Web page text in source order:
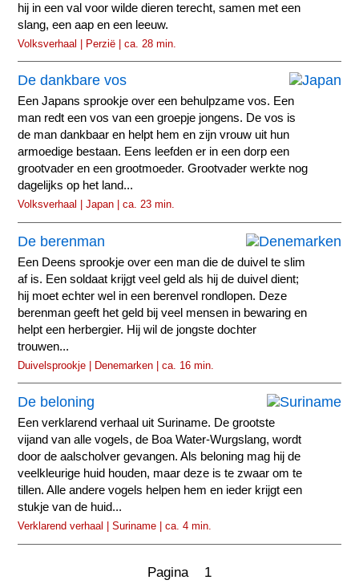
hij in een val voor wilde dieren terecht, samen met een
slang, een aap en een leeuw.
Volksverhaal | Perzië | ca. 28 min.
De dankbare vos
Een Japans sprookje over een behulpzame vos. Een
man redt een vos van een groepje jongens. De vos is
de man dankbaar en helpt hem en zijn vrouw uit hun
armoedige bestaan. Eens leefden er in een dorp een
grootvader en een grootmoeder. Grootvader werkte nog
dagelijks op het land...
Volksverhaal | Japan | ca. 23 min.
De berenman
Een Deens sprookje over een man die de duivel te slim
af is. Een soldaat krijgt veel geld als hij de duivel dient;
hij moet echter wel in een berenvel rondlopen. Deze
berenman geeft het geld bij veel mensen in bewaring en
helpt een herbergier. Hij wil de jongste dochter
trouwen...
Duivelsprookje | Denemarken | ca. 16 min.
De beloning
Een verklarend verhaal uit Suriname. De grootste
vijand van alle vogels, de Boa Water-Wurgslang, wordt
door de aalscholver gevangen. Als beloning mag hij de
veelkleurige huid houden, maar deze is te zwaar om te
tillen. Alle andere vogels helpen hem en ieder krijgt een
stukje van de huid...
Verklarend verhaal | Suriname | ca. 4 min.
Pagina 1